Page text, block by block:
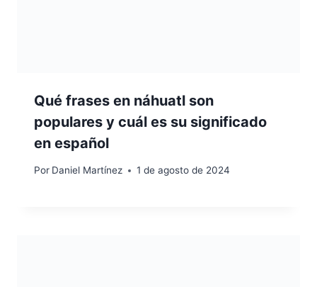
Qué frases en náhuatl son
populares y cuál es su significado
en español
Por Daniel Martínez 1 de agosto de 2024